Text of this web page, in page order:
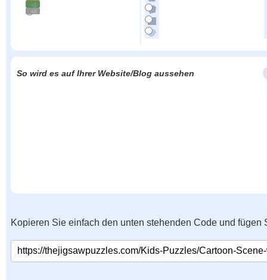
So wird es auf Ihrer Website/Blog aussehen
Kopieren Sie einfach den unten stehenden Code und fügen